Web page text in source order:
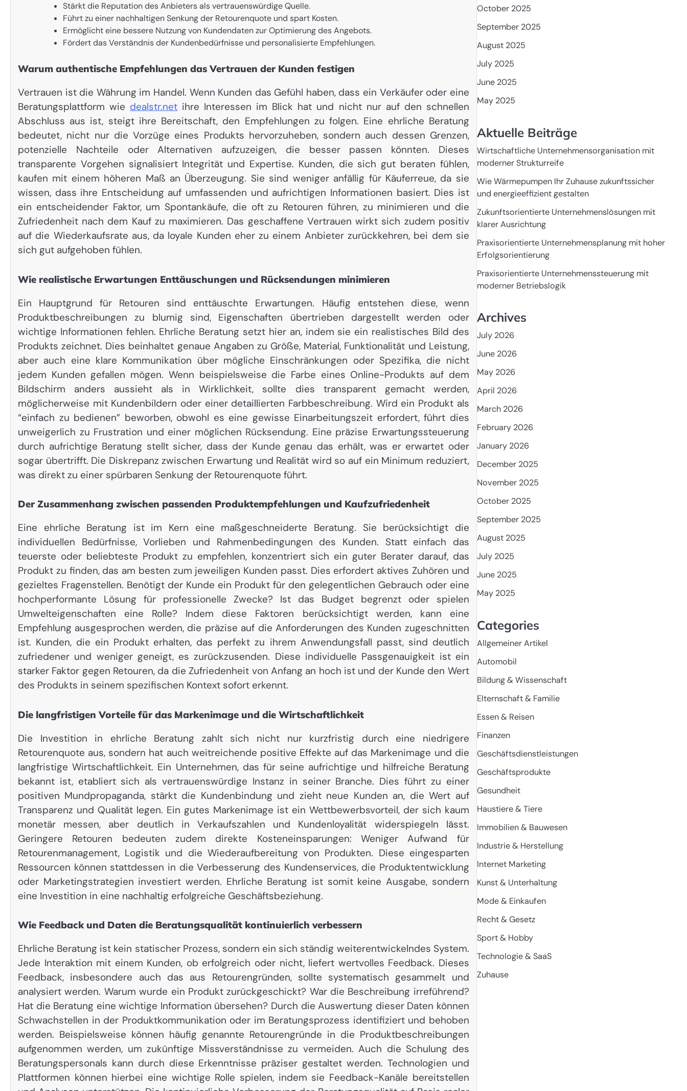
Stärkt die Reputation des Anbieters als vertrauenswürdige Quelle.
Führt zu einer nachhaltigen Senkung der Retourenquote und spart Kosten.
Ermöglicht eine bessere Nutzung von Kundendaten zur Optimierung des Angebots.
Fördert das Verständnis der Kundenbedürfnisse und personalisierte Empfehlungen.
Warum authentische Empfehlungen das Vertrauen der Kunden festigen
Vertrauen ist die Währung im Handel. Wenn Kunden das Gefühl haben, dass ein Verkäufer oder eine
Beratungsplattform wie dealstr.net ihre Interessen im Blick hat und nicht nur auf den schnellen
Abschluss aus ist, steigt ihre Bereitschaft, den Empfehlungen zu folgen. Eine ehrliche Beratung
bedeutet, nicht nur die Vorzüge eines Produkts hervorzuheben, sondern auch dessen Grenzen,
potenzielle Nachteile oder Alternativen aufzuzeigen, die besser passen könnten. Dieses
transparente Vorgehen signalisiert Integrität und Expertise. Kunden, die sich gut beraten fühlen,
kaufen mit einem höheren Maß an Überzeugung. Sie sind weniger anfällig für Käuferreue, da sie
wissen, dass ihre Entscheidung auf umfassenden und aufrichtigen Informationen basiert. Dies ist
ein entscheidender Faktor, um Spontankäufe, die oft zu Retouren führen, zu minimieren und die
Zufriedenheit nach dem Kauf zu maximieren. Das geschaffene Vertrauen wirkt sich zudem positiv
auf die Wiederkaufsrate aus, da loyale Kunden eher zu einem Anbieter zurückkehren, bei dem sie
sich gut aufgehoben fühlen.
Wie realistische Erwartungen Enttäuschungen und Rücksendungen minimieren
Ein Hauptgrund für Retouren sind enttäuschte Erwartungen. Häufig entstehen diese, wenn
Produktbeschreibungen zu blumig sind, Eigenschaften übertrieben dargestellt werden oder
wichtige Informationen fehlen. Ehrliche Beratung setzt hier an, indem sie ein realistisches Bild des
Produkts zeichnet. Dies beinhaltet genaue Angaben zu Größe, Material, Funktionalität und Leistung,
aber auch eine klare Kommunikation über mögliche Einschränkungen oder Spezifika, die nicht
jedem Kunden gefallen mögen. Wenn beispielsweise die Farbe eines Online-Produkts auf dem
Bildschirm anders aussieht als in Wirklichkeit, sollte dies transparent gemacht werden,
möglicherweise mit Kundenbildern oder einer detaillierten Farbbeschreibung. Wird ein Produkt als
“einfach zu bedienen” beworben, obwohl es eine gewisse Einarbeitungszeit erfordert, führt dies
unweigerlich zu Frustration und einer möglichen Rücksendung. Eine präzise Erwartungssteuerung
durch aufrichtige Beratung stellt sicher, dass der Kunde genau das erhält, was er erwartet oder
sogar übertrifft. Die Diskrepanz zwischen Erwartung und Realität wird so auf ein Minimum reduziert,
was direkt zu einer spürbaren Senkung der Retourenquote führt.
Der Zusammenhang zwischen passenden Produktempfehlungen und Kaufzufriedenheit
Eine ehrliche Beratung ist im Kern eine maßgeschneiderte Beratung. Sie berücksichtigt die
individuellen Bedürfnisse, Vorlieben und Rahmenbedingungen des Kunden. Statt einfach das
teuerste oder beliebteste Produkt zu empfehlen, konzentriert sich ein guter Berater darauf, das
Produkt zu finden, das am besten zum jeweiligen Kunden passt. Dies erfordert aktives Zuhören und
gezieltes Fragenstellen. Benötigt der Kunde ein Produkt für den gelegentlichen Gebrauch oder eine
hochperformante Lösung für professionelle Zwecke? Ist das Budget begrenzt oder spielen
Umwelteigenschaften eine Rolle? Indem diese Faktoren berücksichtigt werden, kann eine
Empfehlung ausgesprochen werden, die präzise auf die Anforderungen des Kunden zugeschnitten
ist. Kunden, die ein Produkt erhalten, das perfekt zu ihrem Anwendungsfall passt, sind deutlich
zufriedener und weniger geneigt, es zurückzusenden. Diese individuelle Passgenauigkeit ist ein
starker Faktor gegen Retouren, da die Zufriedenheit von Anfang an hoch ist und der Kunde den Wert
des Produkts in seinem spezifischen Kontext sofort erkennt.
Die langfristigen Vorteile für das Markenimage und die Wirtschaftlichkeit
Die Investition in ehrliche Beratung zahlt sich nicht nur kurzfristig durch eine niedrigere
Retourenquote aus, sondern hat auch weitreichende positive Effekte auf das Markenimage und die
langfristige Wirtschaftlichkeit. Ein Unternehmen, das für seine aufrichtige und hilfreiche Beratung
bekannt ist, etabliert sich als vertrauenswürdige Instanz in seiner Branche. Dies führt zu einer
positiven Mundpropaganda, stärkt die Kundenbindung und zieht neue Kunden an, die Wert auf
Transparenz und Qualität legen. Ein gutes Markenimage ist ein Wettbewerbsvorteil, der sich kaum
monetär messen, aber deutlich in Verkaufszahlen und Kundenloyalität widerspiegeln lässt.
Geringere Retouren bedeuten zudem direkte Kosteneinsparungen: Weniger Aufwand für
Retourenmanagement, Logistik und die Wiederaufbereitung von Produkten. Diese eingesparten
Ressourcen können stattdessen in die Verbesserung des Kundenservices, die Produktentwicklung
oder Marketingstrategien investiert werden. Ehrliche Beratung ist somit keine Ausgabe, sondern
eine Investition in eine nachhaltig erfolgreiche Geschäftsbeziehung.
Wie Feedback und Daten die Beratungsqualität kontinuierlich verbessern
Ehrliche Beratung ist kein statischer Prozess, sondern ein sich ständig weiterentwickelndes System.
Jede Interaktion mit einem Kunden, ob erfolgreich oder nicht, liefert wertvolles Feedback. Dieses
Feedback, insbesondere auch das aus Retourengründen, sollte systematisch gesammelt und
analysiert werden. Warum wurde ein Produkt zurückgeschickt? War die Beschreibung irreführend?
Hat die Beratung eine wichtige Information übersehen? Durch die Auswertung dieser Daten können
Schwachstellen in der Produktkommunikation oder im Beratungsprozess identifiziert und behoben
werden. Beispielsweise können häufig genannte Retourengründe in die Produktbeschreibungen
aufgenommen werden, um zukünftige Missverständnisse zu vermeiden. Auch die Schulung des
Beratungspersonals kann durch diese Erkenntnisse präziser gestaltet werden. Technologien und
Plattformen können hierbei eine wichtige Rolle spielen, indem sie Feedback-Kanäle bereitstellen
October 2025
September 2025
August 2025
July 2025
June 2025
May 2025
Aktuelle Beiträge
Wirtschaftliche Unternehmensorganisation mit
moderner Strukturreife
Wie Wärmepumpen Ihr Zuhause zukunftssicher
und energieeffizient gestalten
Zukunftsorientierte Unternehmenslösungen mit
klarer Ausrichtung
Praxisorientierte Unternehmensplanung mit hoher
Erfolgsorientierung
Praxisorientierte Unternehmenssteuerung mit
moderner Betriebslogik
Archives
July 2026
June 2026
May 2026
April 2026
March 2026
February 2026
January 2026
December 2025
November 2025
October 2025
September 2025
August 2025
July 2025
June 2025
May 2025
Categories
Allgemeiner Artikel
Automobil
Bildung & Wissenschaft
Elternschaft & Familie
Essen & Reisen
Finanzen
Geschäftsdienstleistungen
Geschäftsprodukte
Gesundheit
Haustiere & Tiere
Immobilien & Bauwesen
Industrie & Herstellung
Internet Marketing
Kunst & Unterhaltung
Mode & Einkaufen
Recht & Gesetz
Sport & Hobby
Technologie & SaaS
Zuhause